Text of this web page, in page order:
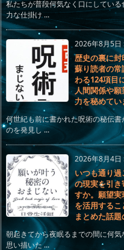
私たちが普段何気なく口にしてい
力な仕掛け ...
2026年8月5日
歴史の裏に
蘇り読者の
わる124項目
人間関係や
力を秘めてい
何世紀も前に書かれた呪術の秘伝
のを発見し ...
2026年8月4日
いつも通り
の現実を引
すか。願望
を活用する
まとめた話題
朝起きてから夜眠るまでの間に何
思い描いた ...